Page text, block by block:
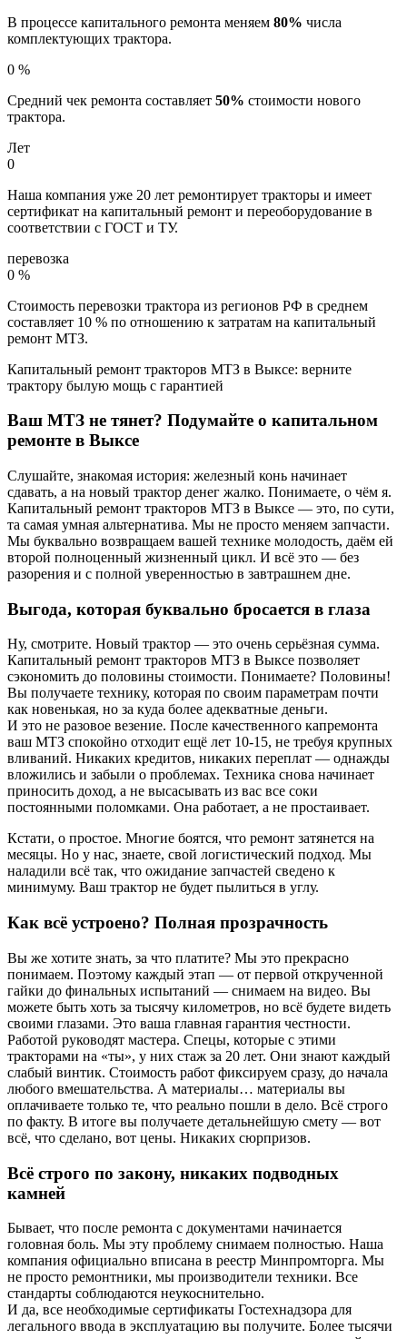
В процессе капитального ремонта меняем 80% числа
комплектующих трактора.
0 %
Средний чек ремонта составляет 50% стоимости нового
трактора.
Лет
0
Наша компания уже 20 лет ремонтирует тракторы и имеет
сертификат на капитальный ремонт и переоборудование в
соответствии с ГОСТ и ТУ.
перевозка
0 %
Стоимость перевозки трактора из регионов РФ в среднем
составляет 10 % по отношению к затратам на капитальный
ремонт МТЗ.
Капитальный ремонт тракторов МТЗ в Выксе: верните
трактору былую мощь с гарантией
Ваш МТЗ не тянет? Подумайте о капитальном
ремонте в Выксе
Слушайте, знакомая история: железный конь начинает
сдавать, а на новый трактор денег жалко. Понимаете, о чём я.
Капитальный ремонт тракторов МТЗ в Выксе — это, по сути,
та самая умная альтернатива. Мы не просто меняем запчасти.
Мы буквально возвращаем вашей технике молодость, даём ей
второй полноценный жизненный цикл. И всё это — без
разорения и с полной уверенностью в завтрашнем дне.
Выгода, которая буквально бросается в глаза
Ну, смотрите. Новый трактор — это очень серьёзная сумма.
Капитальный ремонт тракторов МТЗ в Выксе позволяет
сэкономить до половины стоимости. Понимаете? Половины!
Вы получаете технику, которая по своим параметрам почти
как новенькая, но за куда более адекватные деньги.
И это не разовое везение. После качественного капремонта
ваш МТЗ спокойно отходит ещё лет 10-15, не требуя крупных
вливаний. Никаких кредитов, никаких переплат — однажды
вложились и забыли о проблемах. Техника снова начинает
приносить доход, а не высасывать из вас все соки
постоянными поломками. Она работает, а не простаивает.
Кстати, о простое. Многие боятся, что ремонт затянется на
месяцы. Но у нас, знаете, свой логистический подход. Мы
наладили всё так, что ожидание запчастей сведено к
минимуму. Ваш трактор не будет пылиться в углу.
Как всё устроено? Полная прозрачность
Вы же хотите знать, за что платите? Мы это прекрасно
понимаем. Поэтому каждый этап — от первой открученной
гайки до финальных испытаний — снимаем на видео. Вы
можете быть хоть за тысячу километров, но всё будете видеть
своими глазами. Это ваша главная гарантия честности.
Работой руководят мастера. Спецы, которые с этими
тракторами на «ты», у них стаж за 20 лет. Они знают каждый
слабый винтик. Стоимость работ фиксируем сразу, до начала
любого вмешательства. А материалы… материалы вы
оплачиваете только те, что реально пошли в дело. Всё строго
по факту. В итоге вы получаете детальнейшую смету — вот
всё, что сделано, вот цены. Никаких сюрпризов.
Всё строго по закону, никаких подводных
камней
Бывает, что после ремонта с документами начинается
головная боль. Мы эту проблему снимаем полностью. Наша
компания официально вписана в реестр Минпромторга. Мы
не просто ремонтники, мы производители техники. Все
стандарты соблюдаются неукоснительно.
И да, все необходимые сертификаты Гостехнадзора для
легального ввода в эксплуатацию вы получите. Более тысячи